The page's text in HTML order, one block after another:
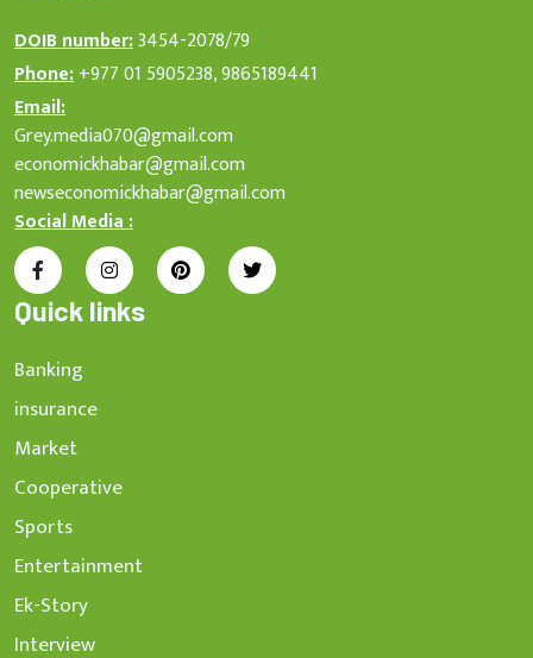
DOIB number:3454-2078/79
Phone:+977 01 5905238, 9865189441
Email:
Grey.media070@gmail.com
economickhabar@gmail.com
newseconomickhabar@gmail.com
Social Media :
Quick links
Banking
insurance
Market
Cooperative
Sports
Entertainment
Ek-Story
Interview